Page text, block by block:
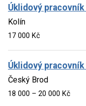
Úklidový
Kolín
17 000 Kč
Úklidový
Český Brod
18 000 – 20 000 Kč